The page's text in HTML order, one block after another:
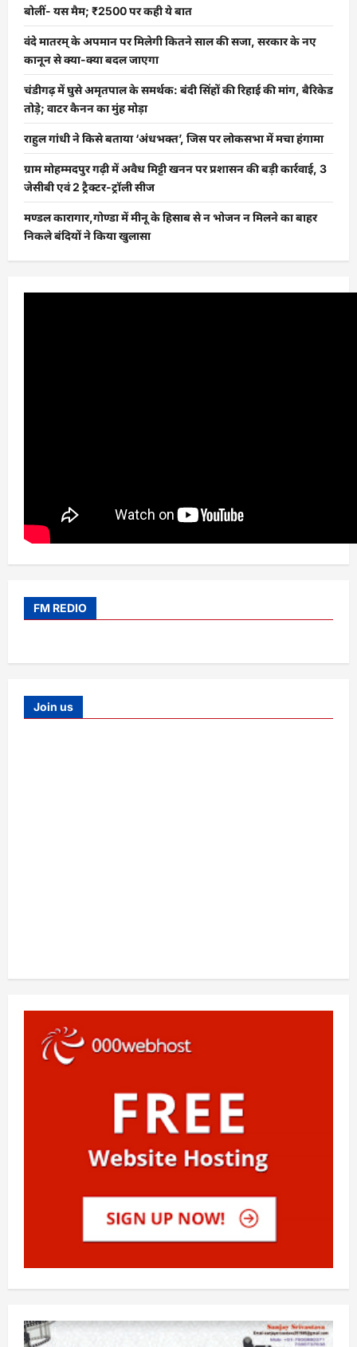
बोलीं- यस मैम; ₹2500 पर कही ये बात
वंदे मातरम् के अपमान पर मिलेगी कितने साल की सजा, सरकार के नए
कानून से क्या-क्या बदल जाएगा
चंडीगढ़ में घुसे अमृतपाल के समर्थक: बंदी सिंहों की रिहाई की मांग, बैरिकेड
तोड़े; वाटर कैनन का मुंह मोड़ा
राहुल गांधी ने किसे बताया ‘अंधभक्त’, जिस पर लोकसभा में मचा हंगामा
ग्राम मोहम्मदपुर गढ़ी में अवैध मिट्टी खनन पर प्रशासन की बड़ी कार्रवाई, 3
जेसीबी एवं 2 ट्रैक्टर-ट्रॉली सीज
मण्डल कारागार,गोण्डा में मीनू के हिसाब से न भोजन न मिलने का बाहर
निकले बंदियों ने किया खुलासा
FM REDIO
Join us